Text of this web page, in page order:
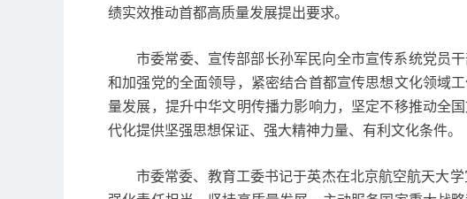
绩实效推动首都高质量发展提出要求。
市委常委、宣传部部长孙军民向全市宣传系统党员
和加强党的全面领导，紧密结合首都宣传思想文化领域
量发展，提升中华文明传播力影响力，坚定不移推动全
代化提供坚强思想保证、强大精神力量、有利文化条件。
市委常委、教育工委书记于英杰在北京航空航天大